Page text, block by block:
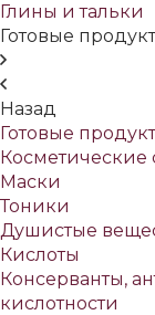
Глины и тальки
Готовые
Назад
Готовые
Косметические
Маски
Тоники
Душистые
Кислоты
Консерванты,
кислотности